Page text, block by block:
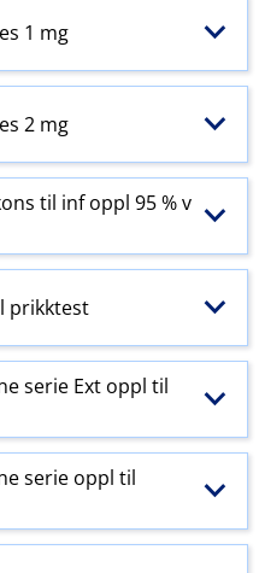
1 mg
2 mg
til inf oppl 95 % v​
prikktest
serie Ext oppl til
serie oppl til